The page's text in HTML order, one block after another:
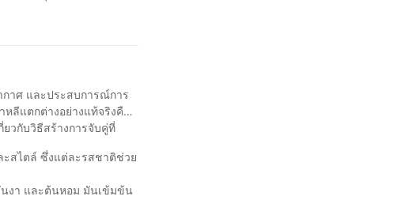
โฮมเมดของคุณจะช่วยยก
กาศ และประสบการณ์การ
ลีแตกต่างอย่างแท้จริงคือ
ยวกับวิธีสร้างการจับคู่ที่
ะสไตล์ ซึ่งแต่ละรสชาติช่วย
นงา และต้นหอม มันเข้มข้น